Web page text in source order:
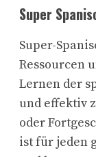
Super
Super-
Ressourcen
Lernen der
und effektiv
oder
ist für jeden